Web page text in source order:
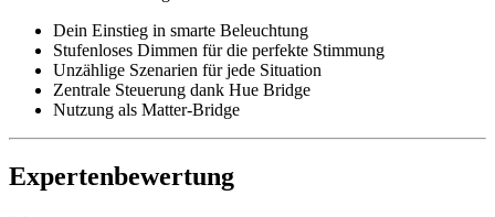
Dein Einstieg in smarte Beleuchtung
Stufenloses Dimmen für die perfekte Stimmung
Unzählige Szenarien für jede Situation
Zentrale Steuerung dank Hue Bridge
Nutzung als Matter-Bridge
Expertenbewertung